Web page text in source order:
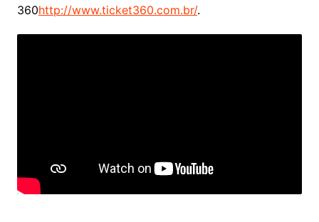
360http://www.ticket360.com.br/.